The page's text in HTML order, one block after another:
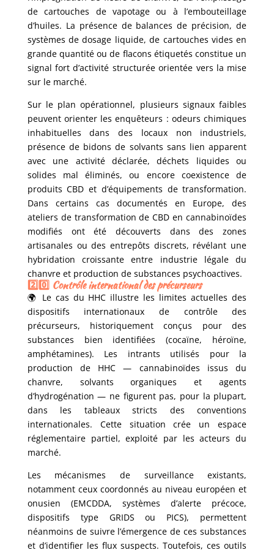
de cartouches de vapotage ou à l’embouteillage
d’huiles. La présence de balances de précision, de
systèmes de dosage liquide, de cartouches vides en
grande quantité ou de flacons étiquetés constitue un
signal fort d’activité structurée orientée vers la mise
sur le marché.
Sur le plan opérationnel, plusieurs signaux faibles
peuvent orienter les enquêteurs : odeurs chimiques
inhabituelles dans des locaux non industriels,
présence de bidons de solvants sans lien apparent
avec une activité déclarée, déchets liquides ou
solides mal éliminés, ou encore coexistence de
produits CBD et d’équipements de transformation.
Dans certains cas documentés en Europe, des
ateliers de transformation de CBD en cannabinoïdes
modifiés ont été découverts dans des zones
artisanales ou des entrepôts discrets, révélant une
hybridation croissante entre industrie légale du
chanvre et production de substances psychoactives.
2️⃣0️⃣ Contrôle international des précurseurs
🌍 Le cas du HHC illustre les limites actuelles des
dispositifs internationaux de contrôle des
précurseurs, historiquement conçus pour des
substances bien identifiées (cocaïne, héroïne,
amphétamines). Les intrants utilisés pour la
production de HHC — cannabinoïdes issus du
chanvre, solvants organiques et agents
d’hydrogénation — ne figurent pas, pour la plupart,
dans les tableaux stricts des conventions
internationales. Cette situation crée un espace
réglementaire partiel, exploité par les acteurs du
marché.
Les mécanismes de surveillance existants,
notamment ceux coordonnés au niveau européen et
onusien (EMCDDA, systèmes d’alerte précoce,
dispositifs type GRIDS ou PICS), permettent
néanmoins de suivre l’émergence de ces substances
et d’identifier les flux suspects. Toutefois, ces outils